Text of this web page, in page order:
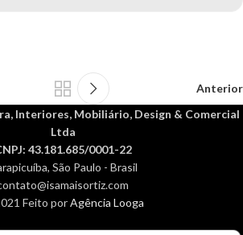
Anterior
Interiores, Mobiliário, Design & Comercial
Ltda
43.181.685/0001-22
São Paulo - Brasil
Feito porAgência Looga